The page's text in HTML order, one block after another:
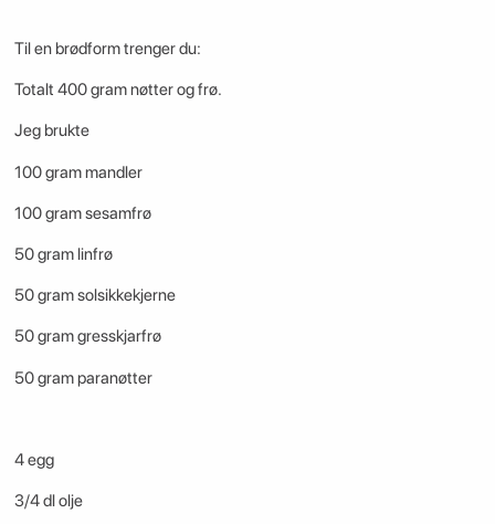
Til en brødform trenger du:
Totalt 400 gram nøtter og frø.
Jeg brukte
100 gram mandler
100 gram sesamfrø
50 gram linfrø
50 gram solsikkekjerne
50 gram gresskjarfrø
50 gram paranøtter
4 egg
3/4 dl olje